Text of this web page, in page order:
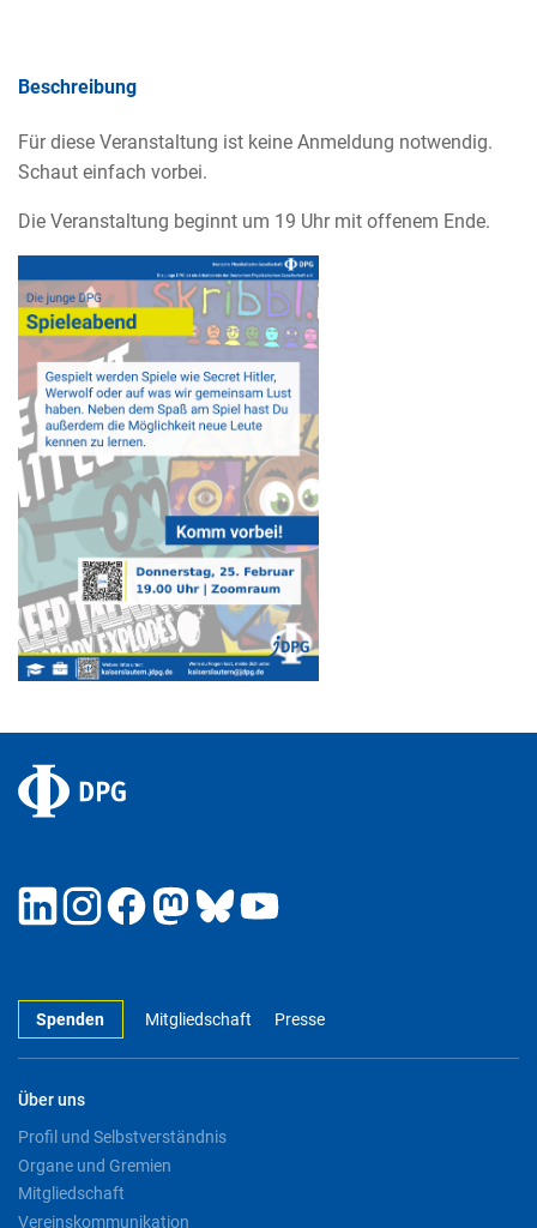
Beschreibung
Für diese Veranstaltung ist keine Anmeldung notwendig.
Schaut einfach vorbei.
Die Veranstaltung beginnt um 19 Uhr mit offenem Ende.
Spenden Mitgliedschaft Presse
Über uns
Profil und Selbstverständnis
Organe und Gremien
Mitgliedschaft
Vereinskommunikation